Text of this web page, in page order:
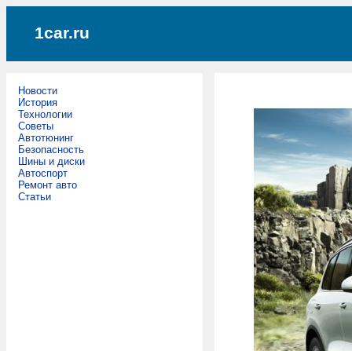
1car.ru
Новости
История
Технологии
Советы
Автотюнинг
Безопасность
Шины и диски
Автоспорт
Ремонт авто
Статьи